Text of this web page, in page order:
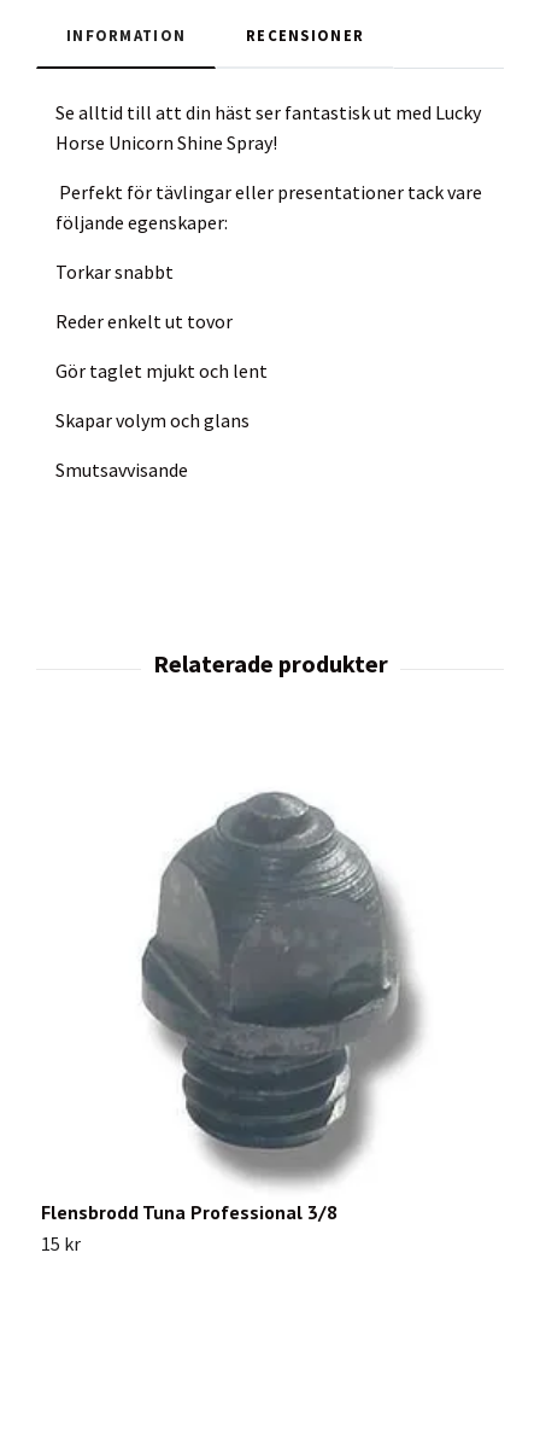
INFORMATION RECENSIONER
Se alltid till att din häst ser fantastisk ut med Lucky
Horse Unicorn Shine Spray!
Perfekt för tävlingar eller presentationer tack vare
följande egenskaper:
Torkar snabbt
Reder enkelt ut tovor
Gör taglet mjukt och lent
Skapar volym och glans
Smutsavvisande
Flensbrodd Tuna Professional 3/8
15 kr